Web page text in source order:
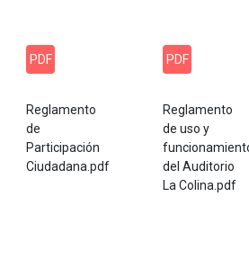
PDF
Reglamento
de
Participación
Ciudadana.pdf
PDF
Reglamento
de uso y
del Auditorio
La Colina.pdf